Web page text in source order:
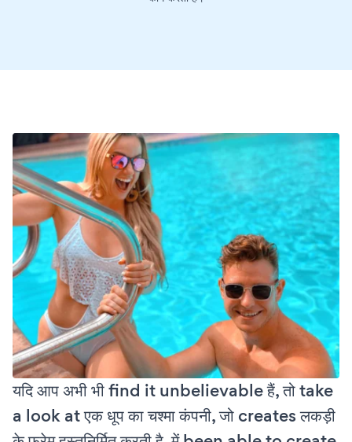
यदि आप अभी भी find it unbelievable हैं, तो take
a look at एक धूप का चश्मा कंपनी, जो creates लकड़ी